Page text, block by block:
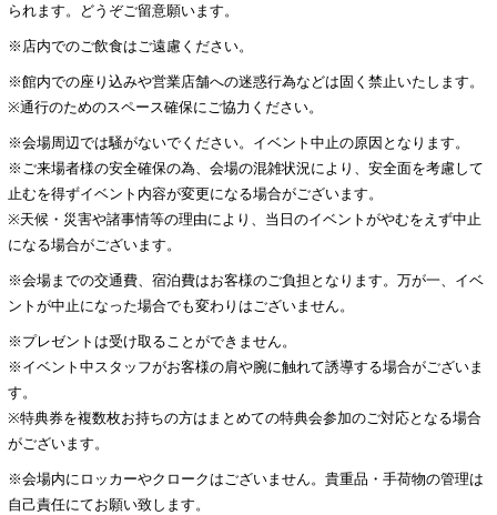
られます。どうぞご留意願います。
※店内でのご飲食はご遠慮ください。
※館内での座り込みや営業店舗への迷惑行為などは固く禁止いたします。
※通行のためのスペース確保にご協力ください。
※会場周辺では騒がないでください。イベント中止の原因となります。
※ご来場者様の安全確保の為、会場の混雑状況により、安全面を考慮して
止むを得ずイベント内容が変更になる場合がございます。
※天候・災害や諸事情等の理由により、当日のイベントがやむをえず中止
になる場合がございます。
※会場までの交通費、宿泊費はお客様のご負担となります。万が一、イベ
ントが中止になった場合でも変わりはございません。
※プレゼントは受け取ることができません。
※イベント中スタッフがお客様の肩や腕に触れて誘導する場合がございま
す。
※特典券を複数枚お持ちの方はまとめての特典会参加のご対応となる場合
がございます。
※会場内にロッカーやクロークはございません。貴重品・手荷物の管理は
自己責任にてお願い致します。